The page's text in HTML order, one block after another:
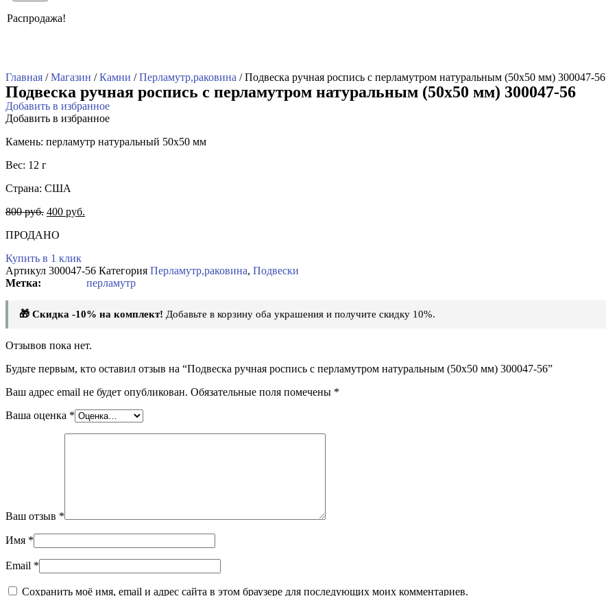
Распродажа!
Главная /Магазин /Камни /Перламутр,раковина / Подвеска ручная роспись с перламутром натуральным (50х50 мм) 300047-56
Подвеска ручная роспись с перламутром натуральным (50х50 мм) 300047-56
Добавить в избранное
Добавить в избранное
Камень: перламутр натуральный 50х50 мм
Вес: 12 г
Страна: США
800руб. 400 руб.
ПРОДАНО
Купить в 1 клик
Артикул 300047-56 Категория Перламутр,раковина, Подвески
перламутр
🎁 Скидка -10% на комплект! Добавьте в корзину оба украшения и получите скидку 10%.
Отзывов пока нет.
Будьте первым, кто оставил отзыв на “Подвеска ручная роспись с перламутром натуральным (50х50 мм) 300047-56”
Ваш адрес email не будет опубликован. Обязательные поля помечены *
Ваша оценка *
Ваш отзыв *
Имя *
Email *
Сохранить моё имя, email и адрес сайта в этом браузере для последующих моих комментариев.